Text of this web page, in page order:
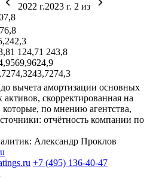
2022 г.2023 г. 2 из
42,3
1 124,71 243,8
569,9624,9
274,3243,7274,3
вычета амортизации основных
скорректированная на
по мнению агентства,
отчётность компании по
Александр Проклов
+7 (495) 136-40-47